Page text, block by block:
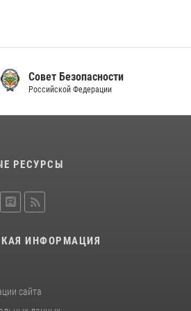
напавших на бригаду
(видео)
Безопасности
Федерации
РЕСУРСЫ
ИНФОРМАЦИЯ
сайта